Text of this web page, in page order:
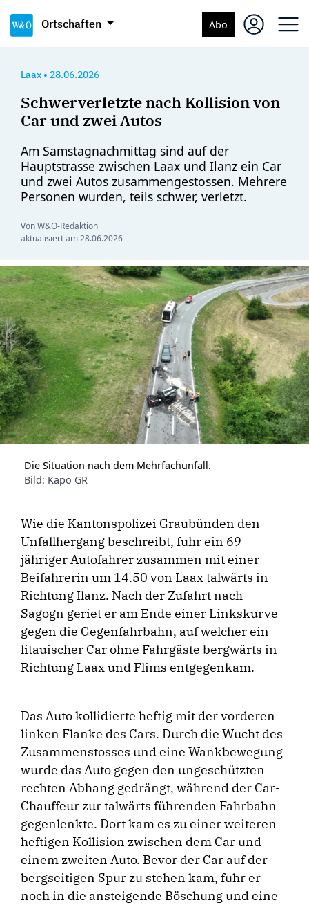
Ortschaften Abo
Laax • 28.06.2026
Schwerverletzte nach Kollision von
Car und zwei Autos
Am Samstagnachmittag sind auf der
Hauptstrasse zwischen Laax und Ilanz ein Car
und zwei Autos zusammengestossen. Mehrere
Personen wurden, teils schwer, verletzt.
Von W&O-Redaktion
aktualisiert am28.06.2026
Die Situation nach dem Mehrfachunfall.
Bild: Kapo GR
Wie die Kantonspolizei Graubünden den
Unfallhergang beschreibt, fuhr ein 69-
jähriger Autofahrer zusammen mit einer
Beifahrerin um 14.50 von Laax talwärts in
Richtung Ilanz. Nach der Zufahrt nach
Sagogn geriet er am Ende einer Linkskurve
gegen die Gegenfahrbahn, auf welcher ein
litauischer Car ohne Fahrgäste bergwärts in
Richtung Laax und Flims entgegenkam.
Das Auto kollidierte heftig mit der vorderen
linken Flanke des Cars. Durch die Wucht des
Zusammenstosses und eine Wankbewegung
wurde das Auto gegen den ungeschützten
rechten Abhang gedrängt, während der Car-
Chauffeur zur talwärts führenden Fahrbahn
gegenlenkte. Dort kam es zu einer weiteren
heftigen Kollision zwischen dem Car und
einem zweiten Auto. Bevor der Car auf der
bergseitigen Spur zu stehen kam, fuhr er
noch in die ansteigende Böschung und eine